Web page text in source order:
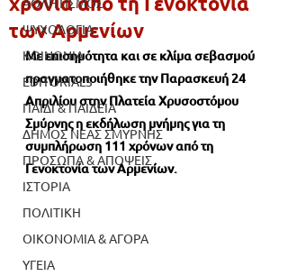
ΨΥΧΟΛΟΓΙΑ
ΚΟΙΝΩΝΙΑ
EDITORIALS
ΠΑΙΔΙ & ΠΑΙΔΕΙΑ
ΔΗΜΟΣ ΝΕΑΣ ΣΜΥΡΝΗΣ
ΠΡΟΣΩΠΑ & ΑΠΟΨΕΙΣ
ΙΣΤΟΡΙΑ
ΠΟΛΙΤΙΚΗ
ΟΙΚΟΝΟΜΙΑ & ΑΓΟΡΑ
ΥΓΕΙΑ
των Αρμενίων
Με επισημότητα και σε κλίμα σεβασμού
πραγματοποιήθηκε την Παρασκευή 24
Απριλίου στην Πλατεία Χρυσοστόμου
Σμύρνης η εκδήλωση μνήμης για τη
συμπλήρωση 111 χρόνων από τη
Γενοκτονία των Αρμενίων.